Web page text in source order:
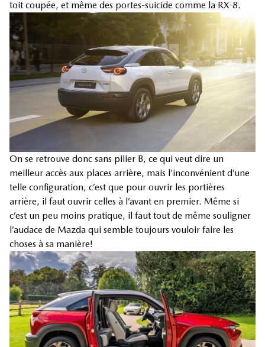
toit coupée, et même des portes-suicide comme la RX-8.
On se retrouve donc sans pilier B, ce qui veut dire un
meilleur accès aux places arrière, mais l’inconvénient d’une
telle configuration, c’est que pour ouvrir les portières
arrière, il faut ouvrir celles à l’avant en premier. Même si
c’est un peu moins pratique, il faut tout de même souligner
l’audace de Mazda qui semble toujours vouloir faire les
choses à sa manière!